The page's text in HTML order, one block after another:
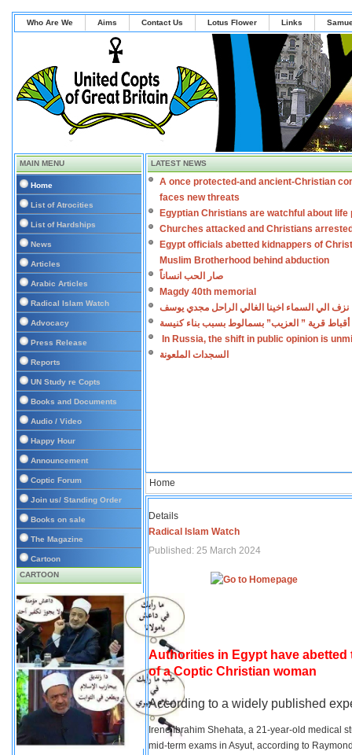
Who Are We Aims Contact Us Lotus Flower Links
MAIN MENU
Home
List of Atrocities
List of Hardships
News
Articles
Arabic Articles
Radical Islam Watch
Advocacy
Press Release
Reports
UN Study re Copts
Books and Documents
Audio / Video
Happy Hour
Announcement
Coptic Forum
Join us/ Standing Order
Books on sale
The Magazine
Cartoon
CARTOON
LATEST NEWS
A once protected-and ancient-Christian
faces new threats
Egyptian Christians are watchful about life
Churches attacked and Christians
Egypt officials abetted kidnappers of
Muslim Brotherhood behind abduction
صار الحب انساناً
Magdy 40th memorial
نزف الي السماء اخينا الغالي الراحل مجدي يوسف
أقباط قرية ” العزيب” بسمالوط بسبب بناء كنيسة
In Russia, the shift in public opinion is
السجدات الملعونة
Home
Details
Radical Islam Watch
Published: 25 March 2024
Authorities in Egypt have
of a Coptic Christian woman
According to a widely published
Irene Ibrahim Shehata, a 21-year-old medical
mid-term exams in Asyut, according to